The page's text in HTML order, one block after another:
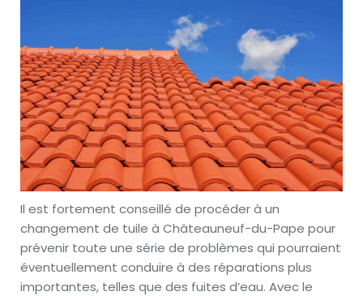
Il est fortement conseillé de procéder à un
changement de tuile à Châteauneuf-du-Pape pour
prévenir toute une série de problèmes qui pourraient
éventuellement conduire à des réparations plus
importantes, telles que des fuites d’eau. Avec le